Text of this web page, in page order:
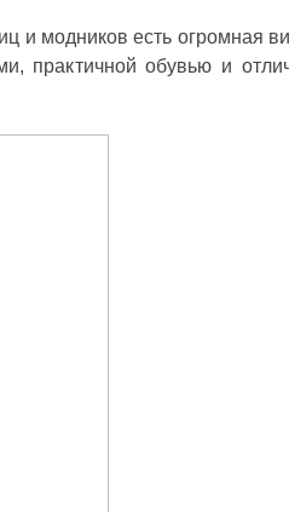
и модников есть огромная
практичной обувью и